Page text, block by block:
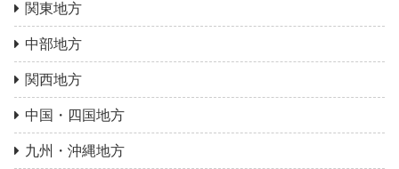
関東地方
中部地方
関西地方
中国・四国地方
九州・沖縄地方